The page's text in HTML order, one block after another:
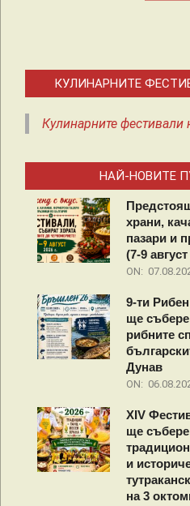
КУЛИНАРНИТЕ
Кулинарните фестивали
НАЙ-НОВИТЕ
храни,
пазари и
(7-9 август
ON:
9-ти
ще
рибните
Дунав
ON:
XIV
ще
и
на 3